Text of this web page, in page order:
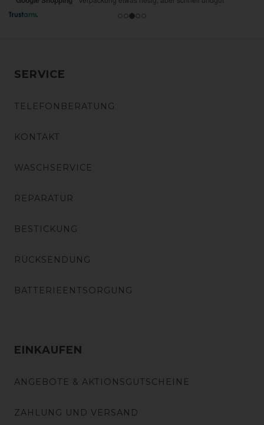
SERVICE
TELEFONBERATUNG
KONTAKT
WASCHSERVICE
REPARATUR
BESTICKUNG
RÜCKSENDUNG
BATTERIEENTSORGUNG
EINKAUFEN
ANGEBOTE & AKTIONSGUTSCHEINE
ZAHLUNG UND VERSAND